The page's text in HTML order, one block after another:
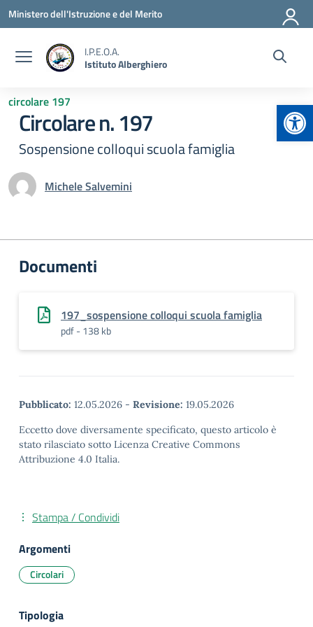
Vai ai contenuti
Vai al menu di navigazione
Vai al footer
Ministero dell'Istruzione e del Merito
I.P.E.O.A.
Istituto Alberghiero
circolare 197
Circolare n. 197
Sospensione colloqui scuola famiglia
Michele Salvemini
Documenti
197_sospensione colloqui scuola famiglia
pdf - 138 kb
Pubblicato: 12.05.2026 - Revisione: 19.05.2026
Eccetto dove diversamente specificato, questo articolo è
stato rilasciato sotto Licenza Creative Commons
Attribuzione 4.0 Italia.
Stampa / Condividi
Argomenti
Circolari
Tipologia